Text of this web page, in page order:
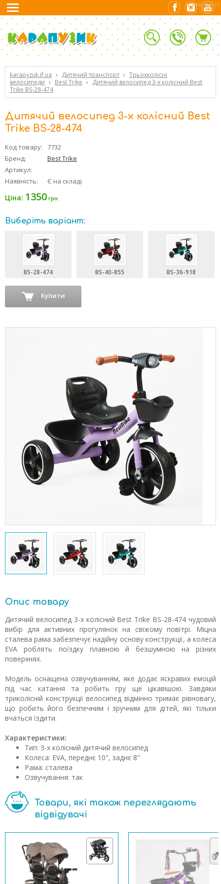
karapyzuk.if.ua › Дитячий транспорт › Трьохколісні
велосипеди › Best Trike › Дитячий велосипед 3-х колісний Best
Trike BS-28-474
Дитячий велосипед 3-х колісний Best
Trike BS-28-474
Код товару:
7732
Бренд:
Best Trike
Артикул:
Наявність:
Є на складі
Ціна: 1350 грн.
Виберіть варіант:
BS-28-474 BS-40-855 BS-36-918
Купити
Опис товару
Дитячий велосипед 3-х колісний Best Trike BS-28-474 чудовий
вибір для активних прогулянок на свіжому повітрі. Міцна
сталева рама забезпечує надійну основу конструкції, а колеса
EVA роблять поїздку плавною й безшумною на різних
поверхнях.
Модель оснащена озвучуванням, яке додає яскравих емоцій
під час катання та робить гру ще цікавішою. Завдяки
триколісній конструкції велосипед відмінно тримає рівновагу,
що робить його безпечним і зручним для дітей, які тільки
вчаться їздити.
Характеристики:
Тип: 3-х колісний дитячий велосипед
Колеса: EVA, переднє 10", заднє 8"
Рама: сталева
Озвучування: так
Товари, які також переглядають
відвідувачі
0.01538491 (7)